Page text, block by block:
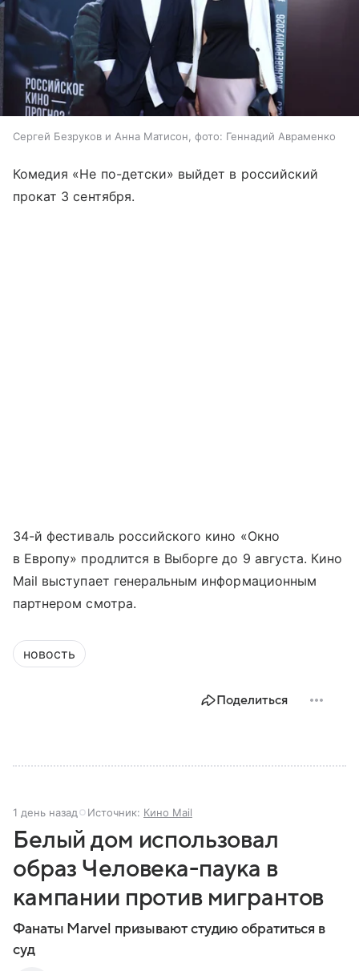
Сергей Безруков и Анна Матисон, фото: Геннадий Авраменко
Комедия «Не по-детски» выйдет в российский
прокат 3 сентября.
34-й фестиваль российского кино «Окно
в Европу» продлится в Выборге до 9 августа. Кино
Mail выступает генеральным информационным
партнером смотра.
новость
Поделиться
1 день назад Источник: Кино Mail
Белый дом использовал
образ Человека-паука в
кампании против мигрантов
Фанаты Marvel призывают студию обратиться в
суд